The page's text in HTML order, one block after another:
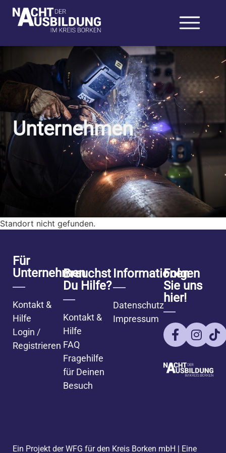
Unternehmen
Standort nicht gefunden.
Für
Unternehmen
Kontakt &
Hilfe
Login /
Registrieren
Brauchst
Du Hilfe?
Kontakt &
Hilfe
FAQ
Fragehilfe
für Deinen
Besuch
Informationen
Datenschutz
Impressum
Folgen
Sie uns
hier!
Ein Projekt der WFG für den Kreis Borken mbH | Eine